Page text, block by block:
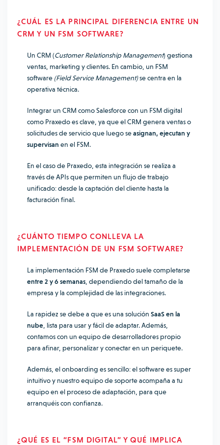
¿CUÁL ES LA PRINCIPAL DIFERENCIA ENTRE UN
CRM Y UN FSM SOFTWARE?
Un CRM (Customer Relationship Management) gestiona
ventas, marketing y clientes. En cambio, un FSM
software (Field Service Management)se centra en la
operativa técnica.
Integrar un CRM como Salesforce con un FSM digital
como Praxedo es clave, ya que el CRM genera ventas o
solicitudes de servicio que luego seasignan, ejecutan y
supervisan en el FSM.
En el caso de Praxedo, esta integración se realiza a
través de APIs que permiten un flujo de trabajo
unificado: desde la captación del cliente hasta la
facturación final.
¿CUÁNTO TIEMPO CONLLEVA LA
IMPLEMENTACIÓN DE UN FSM SOFTWARE?
La implementación FSM de Praxedo suele completarse
entre 2 y 6 semanas , dependiendo del tamaño de la
empresa y la complejidad de las integraciones.
La rapidez se debe a que es una solución SaaS en la
nube , lista para usar y fácil de adaptar. Además,
contamos con un equipo de desarrolladores propio
para afinar, personalizar y conectar en un periquete.
Además, el onboarding es sencillo: el software es super
intuitivo y nuestro equipo de soporte acompaña a tu
equipo en el proceso de adaptación, para que
arranquéis con confianza.
¿QUÉ ES EL “FSM DIGITAL” Y QUÉ IMPLICA